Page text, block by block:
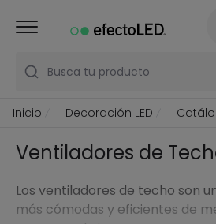
Busca tu producto
Inicio Decoración LED
Ventiladores de
Los ventiladores de techo son
más cómodas y eficientes de